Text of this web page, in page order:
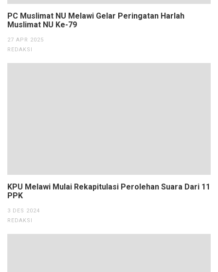
PC Muslimat NU Melawi Gelar Peringatan Harlah
Muslimat NU Ke-79
27 APR 2025
REDAKSI
KPU Melawi Mulai Rekapitulasi Perolehan Suara Dari 11
PPK
3 DES 2024
REDAKSI